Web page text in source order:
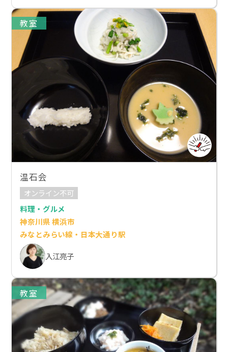
教室
温石会
オンライン不可
料理・グルメ
神奈川県 横浜市
みなとみらい線・日本大通り駅
入江亮子
教室